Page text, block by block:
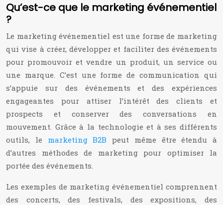
Qu’est-ce que le marketing événementiel
?
Le marketing événementiel est une forme de marketing
qui vise à créer, développer et faciliter des événements
pour promouvoir et vendre un produit, un service ou
une marque. C’est une forme de communication qui
s’appuie sur des événements et des expériences
engageantes pour attiser l’intérêt des clients et
prospects et conserver des conversations en
mouvement. Grâce à la technologie et à ses différents
outils, le marketing B2B peut même être étendu à
d’autres méthodes de marketing pour optimiser la
portée des événements.
Les exemples de marketing événementiel comprennent
des concerts, des festivals, des expositions, des